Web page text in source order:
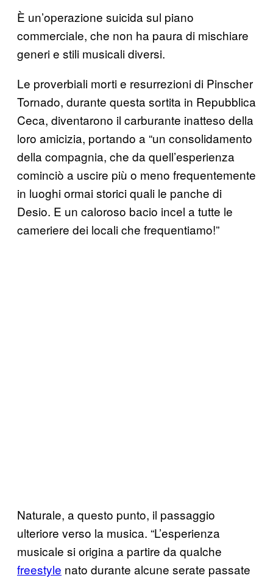
È un’operazione suicida sul piano
commerciale, che non ha paura di mischiare
generi e stili musicali diversi.
Le proverbiali morti e resurrezioni di Pinscher
Tornado, durante questa sortita in Repubblica
Ceca, diventarono il carburante inatteso della
loro amicizia, portando a “un consolidamento
della compagnia, che da quell’esperienza
cominciò a uscire più o meno frequentemente
in luoghi ormai storici quali le panche di
Desio. E un caloroso bacio incel a tutte le
cameriere dei locali che frequentiamo!”
Naturale, a questo punto, il passaggio
ulteriore verso la musica. “L’esperienza
musicale si origina a partire da qualche
freestyle nato durante alcune serate passate